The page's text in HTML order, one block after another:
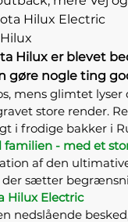
Hilux Electric
Hilux er blevet
gøre nogle ting
mens glimtet
store render.
i frodige bakker i
familien - med et
af den
sætter
Hilux Electric
nedslående